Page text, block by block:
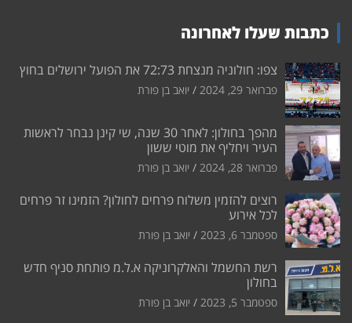
כתבות שעלו לאחרונה
צפו: חולוניה מנצחת 72:73 את הפועל ירושלים בחוץ
פברואר 29, 2024 יואב בן פורת
מהפך בחולון: לאחר 30 שנה, שי קינן נבחר לראשות
העיר ויחליף את מוטי ששון
פברואר 28, 2024 יואב בן פורת
רוצים להזמין משלוח פרחים לחולון? הזמינו זר פרחים
לכל אירוע
ספטמבר 6, 2023 יואב בן פורת
רשת החשמל והאלקרוניקה א.ל.מ פותחת סניף חדש
בחולון
ספטמבר 5, 2023 יואב בן פורת